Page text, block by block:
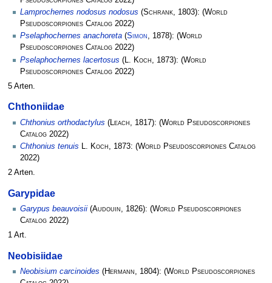
Lamprochernes nodosus nodosus (Schrank, 1803): (World
Pseudoscorpiones Catalog 2022)
Pselaphochernes anachoreta (Simon, 1878): (World
Pseudoscorpiones Catalog 2022)
Pselaphochernes lacertosus ( L. Koch , 1873): (World
Pseudoscorpiones Catalog 2022)
5 Arten.
Chthoniidae
Chthonius orthodactylus (Leach, 1817): (World Pseudoscorpiones
Catalog 2022)
Chthonius tenuis L. Koch, 1873: (World Pseudoscorpiones Catalog
2022)
2 Arten.
Garypidae
Garypus beauvoisii (Audouin, 1826): (World Pseudoscorpiones
Catalog 2022)
1 Art.
Neobisiidae
Neobisium carcinoides (Hermann, 1804): (World Pseudoscorpiones